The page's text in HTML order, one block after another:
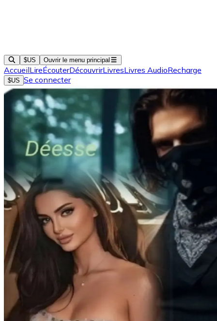
$US Ouvrir le menu principal
AccueilLireÉcouterDécouvrirLivresLivres AudioRecharge
$US Se connecter